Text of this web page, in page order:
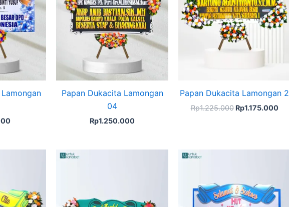
Papan Dukacita Lamongan
04
Rp1.250.000
Papan Dukacita Lamongan 2
Rp1.225.000 Rp1.175.000